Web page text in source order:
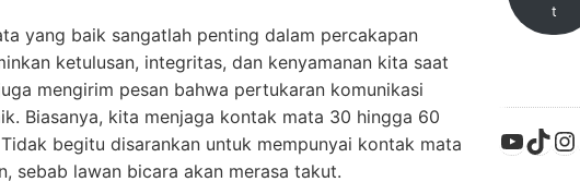
yang baik sangatlah penting dalam percakapan
ketulusan, integritas, dan kenyamanan kita saat
mengirim pesan bahwa pertukaran komunikasi
Biasanya, kita menjaga kontak mata 30 hingga 60
begitu disarankan untuk mempunyai kontak mata
sebab lawan bicara akan merasa takut.
t